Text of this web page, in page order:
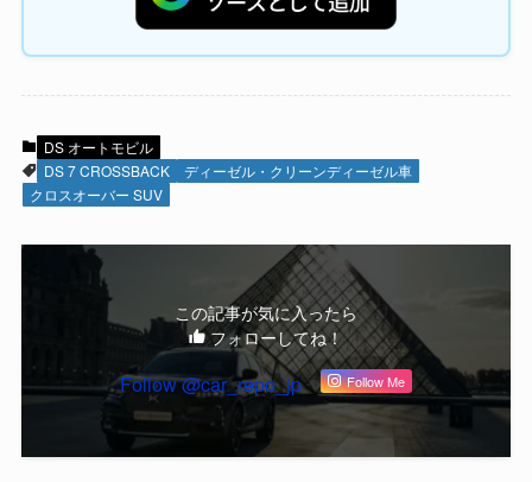
DS オートモビル
DS 7 CROSSBACK
ディーゼル・クリーンディーゼル車
クロスオーバー SUV
この記事が気に入ったら
フォローしてね！
Follow @car_repo_jp Follow Me